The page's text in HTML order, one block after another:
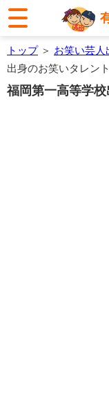
トップ＞ お笑い芸人
出身のお笑いタレント
福岡第一高等学